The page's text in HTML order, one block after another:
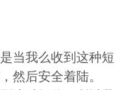
当我么收到这种短
然后安全着陆。